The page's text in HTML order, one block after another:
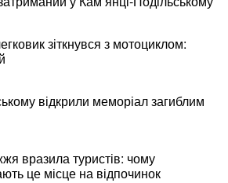
зіткнувся з мотоциклом:
відкрили меморіал загиблим
вразила туристів: чому
це місце на відпочинок